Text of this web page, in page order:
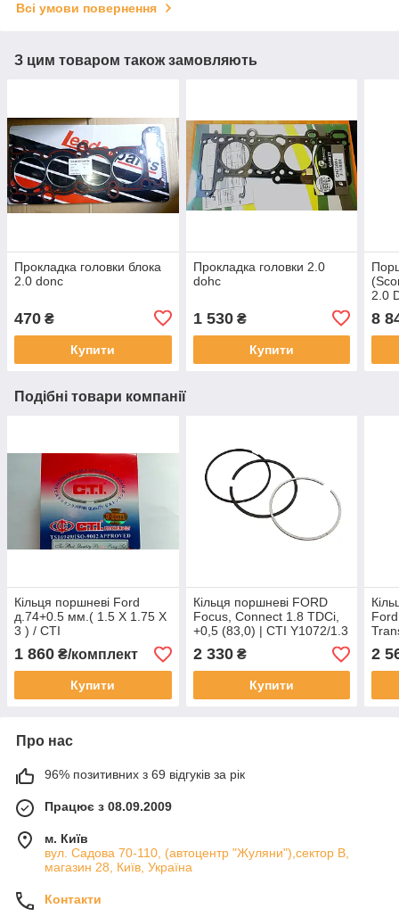
Всі умови повернення
З цим товаром також замовляють
Прокладка головки блока
2.0 donc
470 ₴
Купити
Прокладка головки 2.0
dohc
1 530₴
Купити
2.0
8
Подібні товари компанії
Кільця поршневі Ford
д.74+0.5 мм.( 1.5 X 1.75 X
3 ) / CTI
1 860 ₴/комплект
Купити
Кільця поршневі FORD
Focus, Connect 1.8 TDCi,
+0,5 (83,0) | CTI Y1072/1.3
2 330₴
Купити
mm
2
Про нас
96% позитивних з 69 відгуків за рік
Працює з 08.09.2009
м. Київ
вул. Садова 70-110, (автоцентр "Жуляни"),сектор В,
магазин 28, Київ, Україна
Контакти